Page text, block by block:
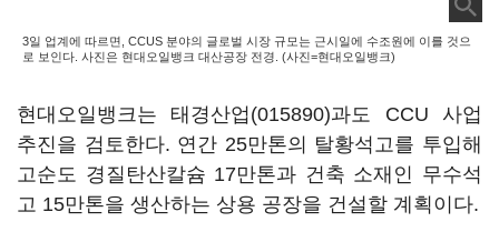
3일 업계에 따르면, CCUS 분야의 글로벌 시장 규모는 근시일에 수조원에 이를 것으
로 보인다. 사진은 현대오일뱅크 대산공장 전경. (사진=현대오일뱅크)
현대오일뱅크는 태경산업(015890)과도 CCU 사업
추진을 검토한다. 연간 25만톤의 탈황석고를 투입해
고순도 경질탄산칼슘 17만톤과 건축 소재인 무수석
고 15만톤을 생산하는 상용 공장을 건설할 계획이다.